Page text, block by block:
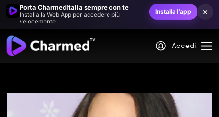
Porta CharmedItalia sempre con te
Installa la Web App per accedere più
velocemente.
Installa l’app ×
Accedi